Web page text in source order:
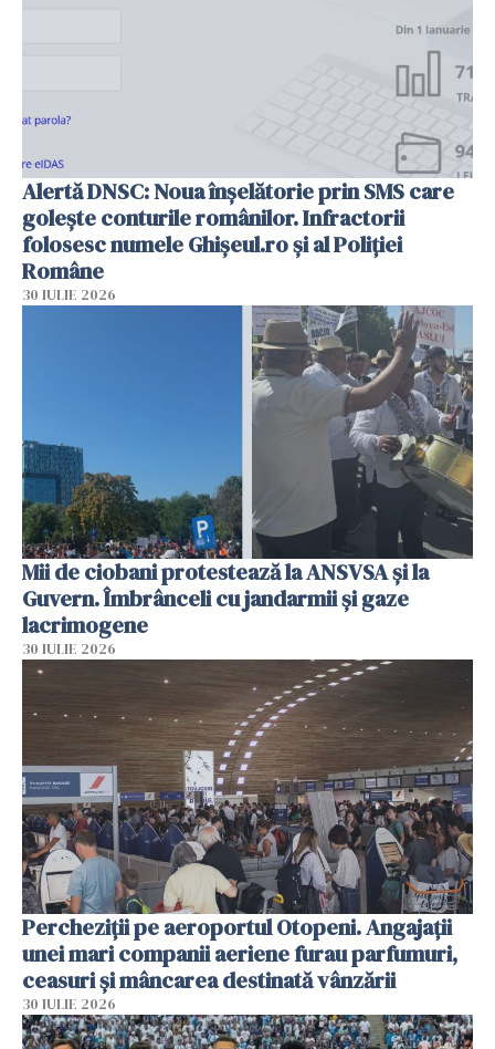
Alertă DNSC: Noua înșelătorie prin SMS care
golește conturile românilor. Infractorii
folosesc numele Ghișeul.ro și al Poliției
Române
30 IULIE 2026
Mii de ciobani protestează la ANSVSA și la
Guvern. Îmbrânceli cu jandarmii și gaze
lacrimogene
30 IULIE 2026
Percheziții pe aeroportul Otopeni. Angajații
unei mari companii aeriene furau parfumuri,
ceasuri și mâncarea destinată vânzării
30 IULIE 2026